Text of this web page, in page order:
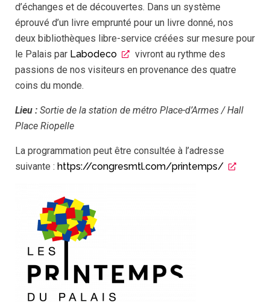
d’échanges et de découvertes. Dans un système
éprouvé d’un livre emprunté pour un livre donné, nos
deux bibliothèques libre-service créées sur mesure pour
le Palais par Labodeco
vivront au rythme des
passions de nos visiteurs en provenance des quatre
coins du monde.
Lieu : Sortie de la station de métro Place-d’Armes / Hall
Place Riopelle
La programmation peut être consultée à l’adresse
suivante : https://congresmtl.com/printemps/